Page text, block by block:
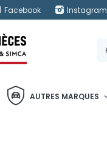
Facebook Instagram
AUTRES MARQUES